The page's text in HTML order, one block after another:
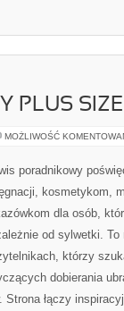
PLUS SIZE
MOŻLIWOŚĆ
poradnikowy
kosmetykom,
dla osób,
od sylwetki.
którzy
dobierania
Strona łączy